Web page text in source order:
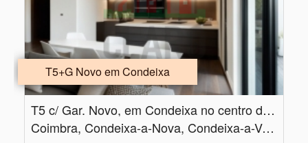
T5+G Novo em Condeixa
T5 c/ Gar.​ Novo, em Condeixa no centro da Vila
Coimbra, Condeixa-a-Nova, Condeixa-a-Velha e Condeixa-a-Nova